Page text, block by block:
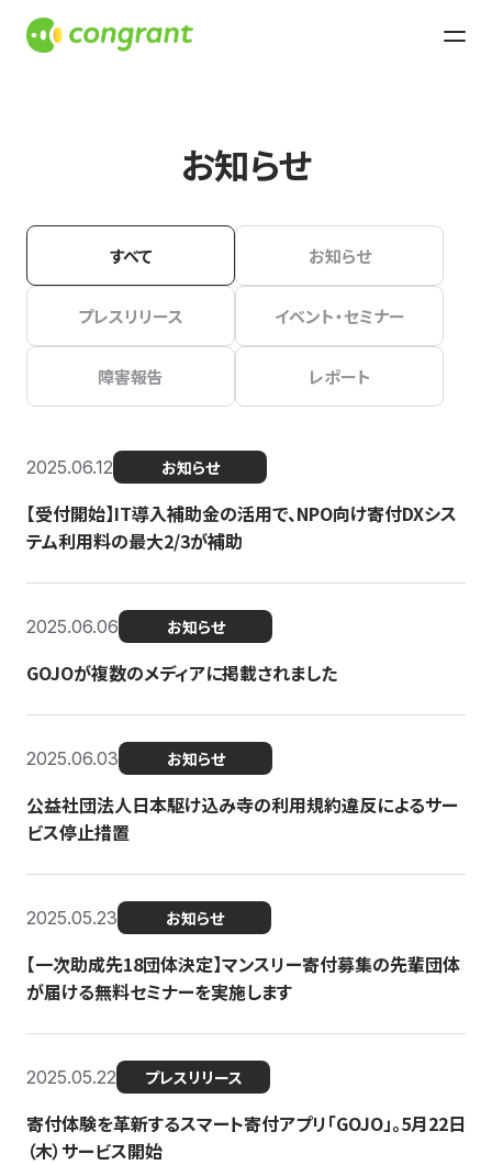
お知らせ
すべて お知らせ
プレスリリース イベント・セミナー
障害報告 レポート
2025.06.12 お知らせ
【受付開始】IT導入補助金の活用で、NPO向け寄付DXシス
テム利用料の最大2/3が補助
2025.06.06 お知らせ
GOJOが複数のメディアに掲載されました
2025.06.03 お知らせ
公益社団法人日本駆け込み寺の利用規約違反によるサー
ビス停止措置
2025.05.23 お知らせ
【一次助成先18団体決定】マンスリー寄付募集の先輩団体
が届ける無料セミナーを実施します
2025.05.22 プレスリリース
寄付体験を革新するスマート寄付アプリ「GOJO」。5月22日
（木）サービス開始